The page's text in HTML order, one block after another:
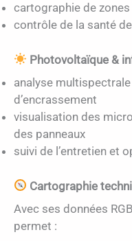
cartographie de
contrôle de la santé
Photovoltaïque &
analyse
d’encrassement
visualisation des
des panneaux
suivi de l’entretien et
Cartographie
Avec ses données
permet :